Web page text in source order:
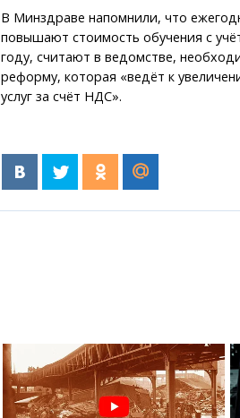
В Минздраве напомнили, что
повышают стоимость обучения с
году, считают в ведомстве,
реформу, которая «ведёт к
услуг за счёт НДС».